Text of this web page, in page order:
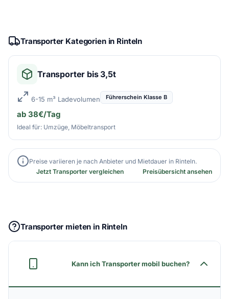
Transporter Kategorien in Rinteln
Transporter bis 3,5t
6-15 m³ Ladevolumen Führerschein Klasse B
ab 38€/Tag
Ideal für: Umzüge, Möbeltransport
Preise variieren je nach Anbieter und Mietdauer in Rinteln.
Jetzt Transporter vergleichen
Preisübersicht ansehen
Transporter mieten in Rinteln
Kann ich Transporter mobil buchen?